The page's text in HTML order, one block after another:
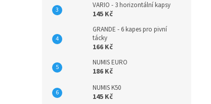
VARIO - 3 horizontální kapsy
145 Kč
GRANDE - 6 kapes pro pivní
tácky
166 Kč
NUMIS EURO
186 Kč
NUMIS K50
145 Kč